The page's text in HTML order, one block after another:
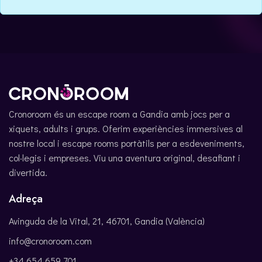
ENGLISH
Cronoroom és un escape room a Gandia amb jocs per a
xiquets, adults i grups. Oferim experiències immersives al
nostre local i escape rooms portàtils per a esdeveniments,
col·legis i empreses. Viu una aventura original, desafiant i
divertida.
Adreça
Avinguda de la Vital, 21, 46701, Gandia (València)
info@cronoroom.com